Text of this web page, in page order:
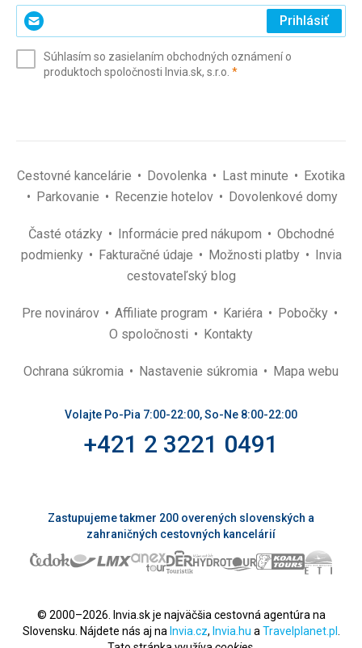
Zadajte
svoj
(povinné)
Prihlásiť
Súhlasím so zasielaním obchodných oznámení o
produktoch spoločnosti Invia.sk, s.r.o. *(povinné)
Cestovné kancelárie Dovolenka Last minute
Exotika
Parkovanie
Recenzie hotelov Dovolenkové domy
Časté otázky Informácie pred nákupom
Obchodné
podmienky
Fakturačné údaje Možnosti platby
Invia
cestovateľský blog
Pre novinárov Affiliate program Kariéra
Pobočky
O spoločnosti
Kontakty
Ochrana súkromia Nastavenie súkromia Mapa webu
Volajte Po-Pia 7:00-22:00, So-Ne 8:00-22:00
+421 2 3221 0491
Zastupujeme takmer 200 overených slovenských a
zahraničných cestovných kancelárií
© 2000–2026. Invia.sk je najväčšia cestovná agentúra na
Slovensku. Nájdete nás aj na Invia.cz, Invia.hu a Travelplanet.pl